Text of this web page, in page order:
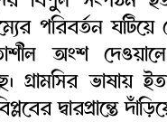
পরিবর্তন
অংশ
গ্রামসির ভাষায়
দ্বারপ্রান্তে